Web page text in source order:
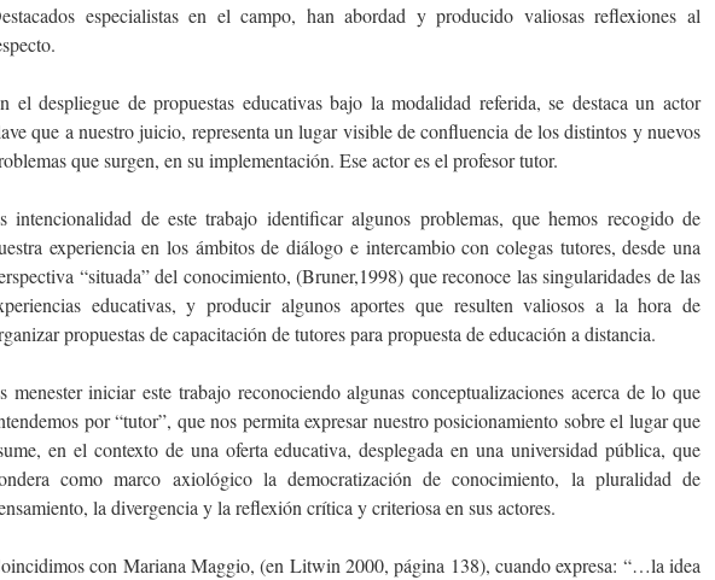
especialistas en el campo, han abordad y producido valiosas reflexiones al
el despliegue de propuestas educativas bajo la modalidad referida, se destaca un actor
que a nuestro juicio, representa un lugar visible de confluencia de los distintos y nuevos
que surgen, en su implementación. Ese actor es el profesor tutor.
intencionalidad de este trabajo identificar algunos problemas, que hemos recogido de
experiencia en los ámbitos de diálogo e intercambio con colegas tutores, desde una
“situada” del conocimiento, (Bruner,1998) que reconoce las singularidades de las
educativas, y producir algunos aportes que resulten valiosos a la hora de
propuestas de capacitación de tutores para propuesta de educación a distancia.
menester iniciar este trabajo reconociendo algunas conceptualizaciones acerca de lo que
por “tutor”, que nos permita expresar nuestro posicionamiento sobre el lugar que
en el contexto de una oferta educativa, desplegada en una universidad pública, que
como marco axiológico la democratización de conocimiento, la pluralidad de
la divergencia y la reflexión crítica y criteriosa en sus actores.
con Mariana Maggio, (en Litwin 2000, página 138), cuando expresa: “…la idea